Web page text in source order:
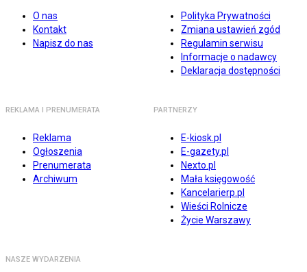
O nas
Kontakt
Napisz do nas
Polityka Prywatności
Zmiana ustawień zgód
Regulamin serwisu
Informacje o nadawcy
Deklaracja dostępności
REKLAMA I PRENUMERATA
Reklama
Ogłoszenia
Prenumerata
Archiwum
PARTNERZY
E-kiosk.pl
E-gazety.pl
Nexto.pl
Mała księgowość
Kancelarierp.pl
Wieści Rolnicze
Życie Warszawy
NASZE WYDARZENIA